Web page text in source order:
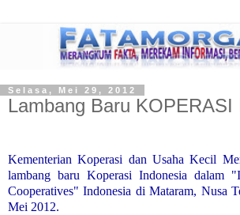
Selasa, Mei 29, 2012
Lambang Baru
Kementerian Koperasi dan Usaha Kecil
lambang baru Koperasi Indonesia dalam
Cooperatives" Indonesia di Mataram, Nusa
Mei 2012.